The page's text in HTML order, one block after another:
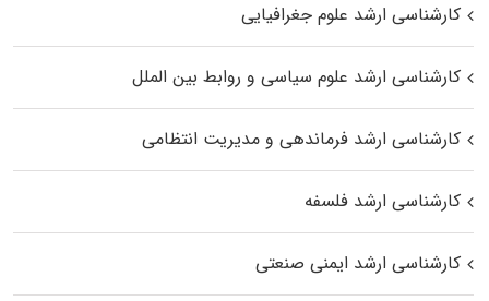
کارشناسی ارشد علوم جغرافیایی
کارشناسی ارشد علوم سیاسی و روابط بین الملل
کارشناسی ارشد فرماندهی و مدیریت انتظامی
کارشناسی ارشد فلسفه
کارشناسی ارشد ایمنی صنعتی